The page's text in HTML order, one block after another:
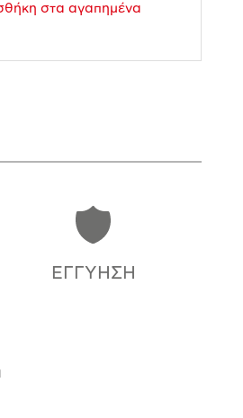
στα αγαπημένα
ΕΓΓΎΗΣΗ